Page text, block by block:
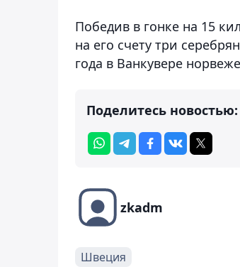
Победив в гонке на 15
на его счету три
года в Ванкувере
Поделитесь новостью:
zkadm
Швеция